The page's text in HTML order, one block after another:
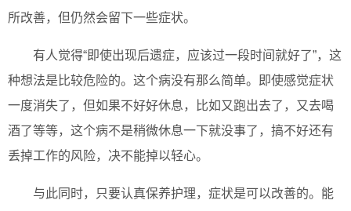
所改善，但仍然会留下一些症状。
有人觉得“即使出现后遗症，应该过一段时间就好了”，这
种想法是比较危险的。这个病没有那么简单。即使感觉症状
一度消失了，但如果不好好休息，比如又跑出去了，又去喝
酒了等等，这个病不是稍微休息一下就没事了，搞不好还有
丢掉工作的风险，决不能掉以轻心。
与此同时，只要认真保养护理，症状是可以改善的。能